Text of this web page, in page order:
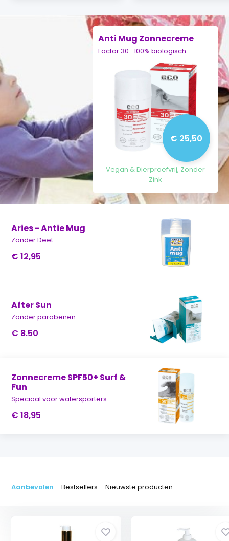
Aries - Antie Mug
Zonder Deet
€ 12,95
After Sun
Zonder parabenen.
€ 8.50
Zonnecreme SPF50+ Surf &
Fun
Speciaal voor watersporters
€ 18,95
Anti Mug Zonnecreme
Factor 30 -100% biologisch
€ 25,50
Vegan & Dierproefvrij, Zonder
Zink
Aanbevolen Bestsellers Nieuwste producten